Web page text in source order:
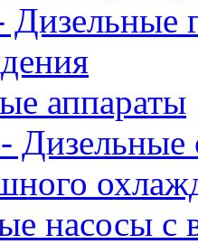
аппараты
Дизельные
насосы